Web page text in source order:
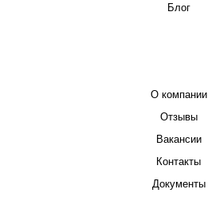
Блог
О компании
Отзывы
Вакансии
Контакты
Документы